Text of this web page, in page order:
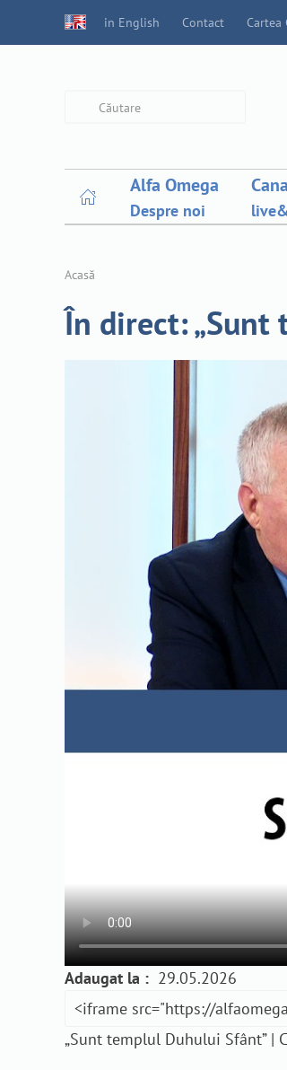
in English Contact
Alfa Omega
Despre noi
Acasă
În direct: „Sunt
Adaugat la : 29.05.2026
„Sunt templul Duhului Sfânt” |